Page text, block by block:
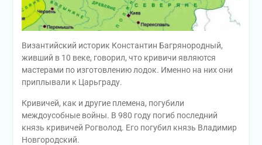
Византийский историк Константин Багрянородный,
живший в 10 веке, говорил, что кривичи являются
мастерами по изготовлению лодок. Именно на них они
приплывали к Царьграду.
Кривичей, как и другие племена, погубили
междоусобные войны. В 980 году погиб последний
князь кривичей Рогволод. Его погубил князь Владимир
Новгородский.